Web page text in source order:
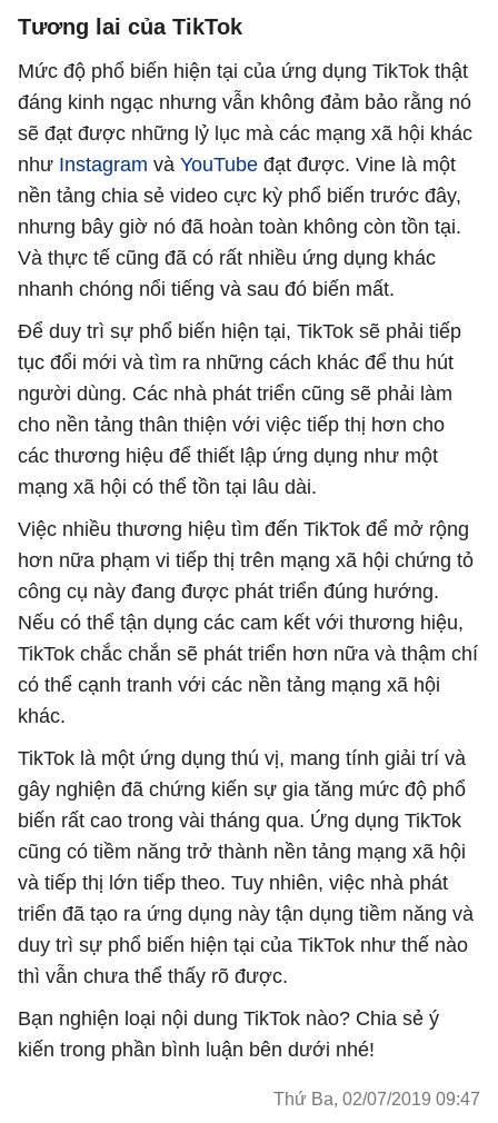
Tương lai của TikTok
Mức độ phổ biến hiện tại của ứng dụng TikTok thật
đáng kinh ngạc nhưng vẫn không đảm bảo rằng nó
sẽ đạt được những lỷ lục mà các mạng xã hội khác
như Instagram và YouTube đạt được. Vine là một
nền tảng chia sẻ video cực kỳ phổ biến trước đây,
nhưng bây giờ nó đã hoàn toàn không còn tồn tại.
Và thực tế cũng đã có rất nhiều ứng dụng khác
nhanh chóng nổi tiếng và sau đó biến mất.
Để duy trì sự phổ biến hiện tại, TikTok sẽ phải tiếp
tục đổi mới và tìm ra những cách khác để thu hút
người dùng. Các nhà phát triển cũng sẽ phải làm
cho nền tảng thân thiện với việc tiếp thị hơn cho
các thương hiệu để thiết lập ứng dụng như một
mạng xã hội có thể tồn tại lâu dài.
Việc nhiều thương hiệu tìm đến TikTok để mở rộng
hơn nữa phạm vi tiếp thị trên mạng xã hội chứng tỏ
công cụ này đang được phát triển đúng hướng.
Nếu có thể tận dụng các cam kết với thương hiệu,
TikTok chắc chắn sẽ phát triển hơn nữa và thậm chí
có thể cạnh tranh với các nền tảng mạng xã hội
khác.
TikTok là một ứng dụng thú vị, mang tính giải trí và
gây nghiện đã chứng kiến ​​sự gia tăng mức độ phổ
biến rất cao trong vài tháng qua. Ứng dụng TikTok
cũng có tiềm năng trở thành nền tảng mạng xã hội
và tiếp thị lớn tiếp theo. Tuy nhiên, việc nhà phát
triển đã tạo ra ứng dụng này tận dụng tiềm năng và
duy trì sự phổ biến hiện tại của TikTok như thế nào
thì vẫn chưa thể thấy rõ được.
Bạn nghiện loại nội dung TikTok nào? Chia sẻ ý
kiến trong phần bình luận bên dưới nhé!
Thứ Ba, 02/07/2019 09:47